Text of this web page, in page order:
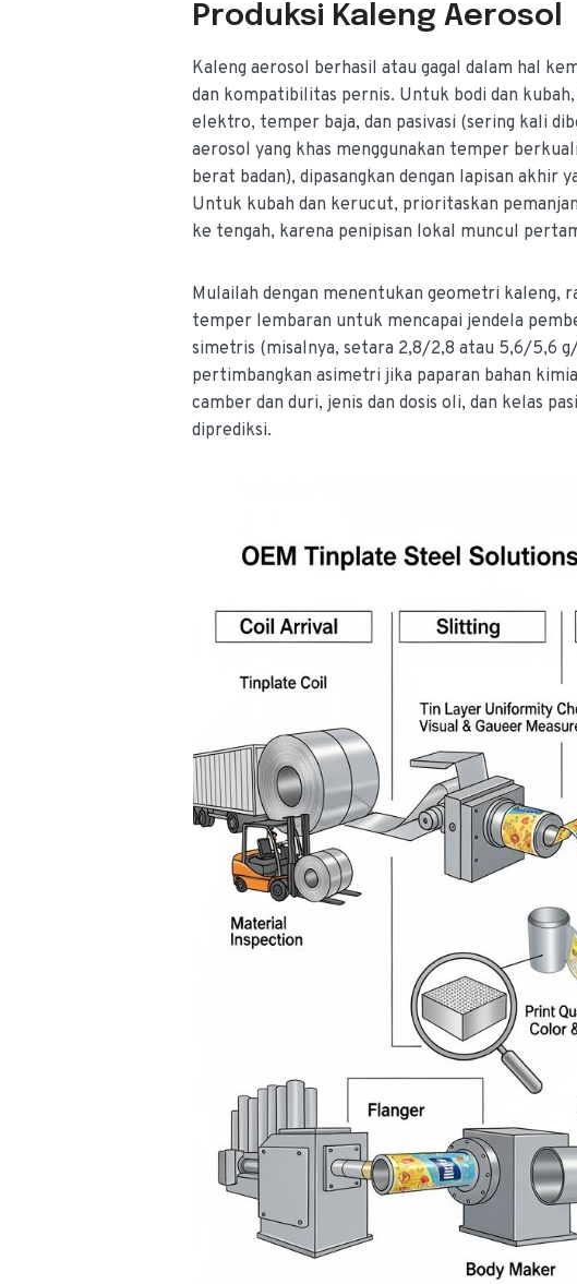
Produksi Kaleng Aerosol
Kaleng aerosol berhasil atau gagal dalam hal
dan kompatibilitas pernis. Untuk bodi dan
elektro, temper baja, dan pasivasi (sering kali
aerosol yang khas menggunakan temper
berat badan), dipasangkan dengan lapisan
Untuk kubah dan kerucut, prioritaskan
ke tengah, karena penipisan lokal muncul
Mulailah dengan menentukan geometri kaleng,
temper lembaran untuk mencapai jendela
simetris (misalnya, setara 2,8/2,8 atau 5,6/5,6
pertimbangkan asimetri jika paparan bahan
camber dan duri, jenis dan dosis oli, dan kelas
diprediksi.